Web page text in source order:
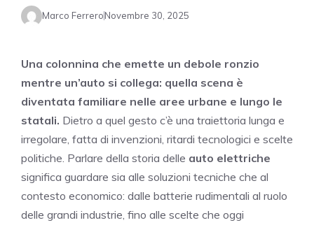
Marco FerreroNovembre 30, 2025
Una colonnina che emette un debole ronzio
mentre un’auto si collega: quella scena è
diventata familiare nelle aree urbane e lungo le
statali. Dietro a quel gesto c’è una traiettoria lunga e
irregolare, fatta di invenzioni, ritardi tecnologici e scelte
politiche. Parlare della storia delle auto elettriche
significa guardare sia alle soluzioni tecniche che al
contesto economico: dalle batterie rudimentali al ruolo
delle grandi industrie, fino alle scelte che oggi